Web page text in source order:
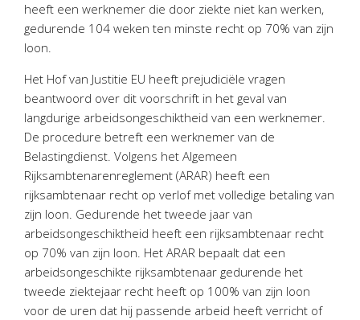
Nieuws&informatie
Nieuwsbrief
Nieuwsoverzicht
Handige links
Downloads
Contact
AvantiOnline
Twinfield – Boekhouden
BaseCone – Facturen
Visionplanner – Rapportage
heeft een werknemer die door ziekte niet kan werken,
gedurende 104 weken ten minste recht op 70% van zijn
loon.
Het Hof van Justitie EU heeft prejudiciële vragen
beantwoord over dit voorschrift in het geval van
langdurige arbeidsongeschiktheid van een werknemer.
De procedure betreft een werknemer van de
Belastingdienst. Volgens het Algemeen
Rijksambtenarenreglement (ARAR) heeft een
rijksambtenaar recht op verlof met volledige betaling van
zijn loon. Gedurende het tweede jaar van
arbeidsongeschiktheid heeft een rijksambtenaar recht
op 70% van zijn loon. Het ARAR bepaalt dat een
arbeidsongeschikte rijksambtenaar gedurende het
tweede ziektejaar recht heeft op 100% van zijn loon
voor de uren dat hij passende arbeid heeft verricht of